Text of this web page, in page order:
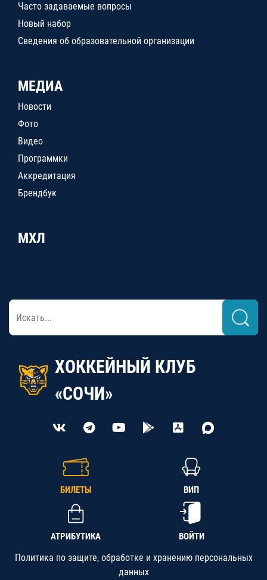
Часто задаваемые вопросы
Новый набор
Сведения об образовательной организации
МЕДИА
Новости
Фото
Видео
Программки
Аккредитация
Брендбук
МХЛ
ХОККЕЙНЫЙ КЛУБ
«СОЧИ»
БИЛЕТЫ ВИП
АТРИБУТИКА ВОЙТИ
Политика по защите, обработке и хранению персональных
данных